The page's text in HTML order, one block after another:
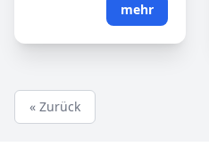
mehr
« Zurück